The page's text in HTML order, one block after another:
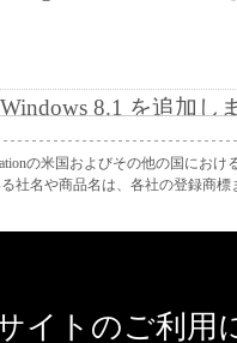
8.1 を追加し
8 を追加しま
実行時、拡大／縮小
対応しました。
の米国およびその他の国におけ
社名や商品名は、各社の登録商標
イトのご利用